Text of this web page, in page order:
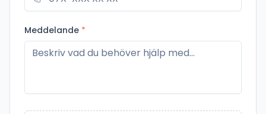
Meddelande *